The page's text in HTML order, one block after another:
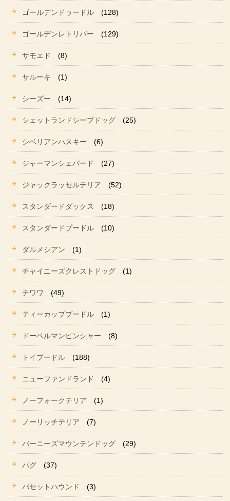
ゴールデンドゥードル (128)
ゴールデンレトリバー (129)
サモエド (8)
サルーキ (1)
シーズー (14)
シェットランドシープドッグ (25)
シベリアンハスキー (6)
ジャーマンシェパード (27)
ジャックラッセルテリア (52)
スタンダードダックス (18)
スタンダードプードル (10)
ダルメシアン (1)
チャイニーズクレストドッグ (1)
チワワ (49)
ティーカッププードル (1)
ドーベルマンピンシャー (8)
トイプードル (188)
ニューファンドランド (4)
ノーフォークテリア (1)
ノーリッチテリア (7)
バーニーズマウンテンドッグ (29)
パグ (37)
バセットハウンド (3)